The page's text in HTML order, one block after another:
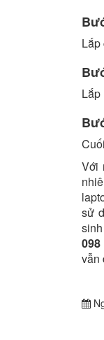
Lắp
Lắp
Với
sử
098
vẫn